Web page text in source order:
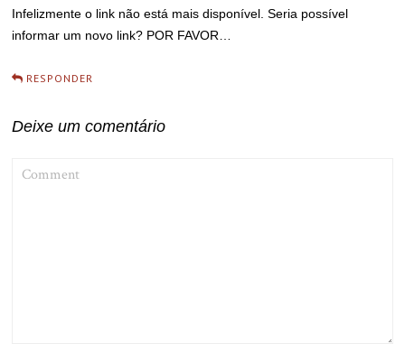
Infelizmente o link não está mais disponível. Seria possível
informar um novo link? POR FAVOR…
RESPONDER
Deixe um comentário